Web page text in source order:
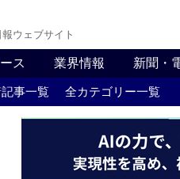
ウェブサイト
ス 業界情報 新聞・
事一覧 全カテゴリー一覧